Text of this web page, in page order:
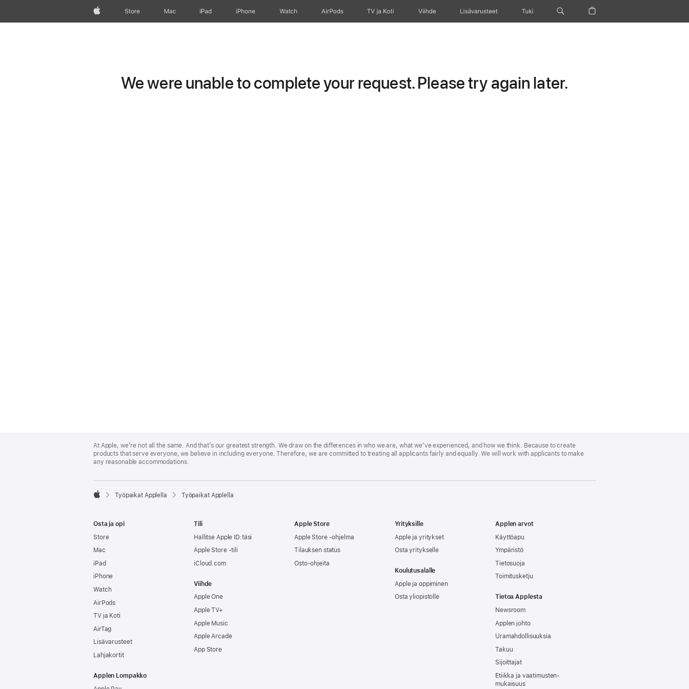
Apple Store Mac iPad iPhone Watch AirPods TV ja Koti Viihde Lisävarusteet Tuki
We were unable to complete your request. Please try again later.
Footer
At Apple, we’re not all the same. And that’s our greatest strength. We draw on the differences in who we are, what we’ve experienced, and how we think. Because to create
products that serve everyone, we believe in including everyone. Therefore, we are committed to treating all applicants fairly and equally. We will work with applicants to make
any reasonable accommodations.

Työpaikat Applella Työpaikat Applella
Osta ja opi
Store
Mac
iPad
iPhone
Watch
AirPods
TV ja Koti
AirTag
Lisävarusteet
Lahjakortit
Applen Lompakko
Tili
Hallitse Apple ID:täsi
Apple Store -tili
iCloud.com
Viihde
Apple One
Apple TV+
Apple Music
Apple Arcade
App Store
Apple Store
Apple Store -ohjelma
Tilauksen status
Osto-ohjeita
Yrityksille
Apple ja yritykset
Osta yritykselle
Koulutusalalle
Apple ja oppiminen
Osta yliopistolle
Applen arvot
Käyttöapu
Ympäristö
Tietosuoja
Toimitusketju
Tietoa Applesta
Newsroom
Applen johto
Uramahdollisuuksia
Takuu
Sijoittajat
Etiikka ja vaatimusten­
mukaisuus